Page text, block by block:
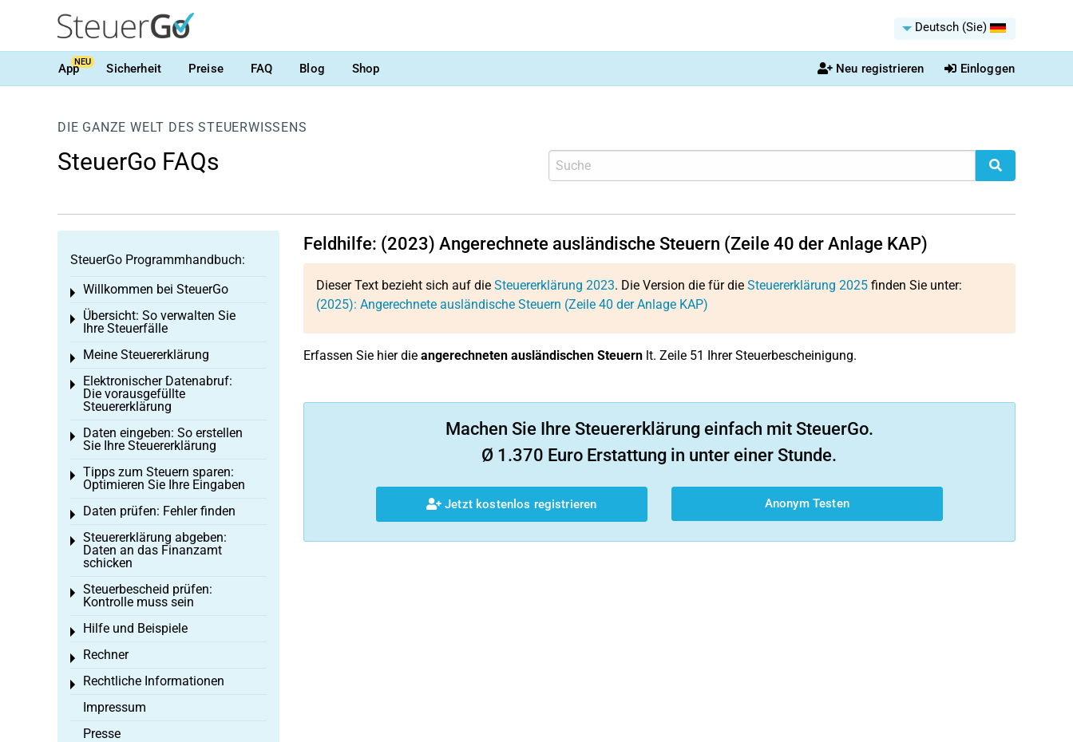
Deutsch (Sie)
AppNEU Sicherheit Preise FAQ Blog Shop Neu registrieren Einloggen
DIE GANZE WELT DES STEUERWISSENS
SteuerGo FAQs
Feldhilfe: (2023) Angerechnete ausländische Steuern (Zeile 40 der Anlage KAP)
Dieser Text bezieht sich auf die Steuererklärung 2023. Die Version die für die Steuererklärung 2025finden Sie unter:
(2025): Angerechnete ausländische Steuern (Zeile 40 der Anlage KAP)
Erfassen Sie hier dieangerechneten ausländischen Steuernlt. Zeile 51 Ihrer Steuerbescheinigung.
Machen Sie Ihre Steuererklärung einfach mit SteuerGo.
Ø 1.370 Euro Erstattung in unter einer Stunde.
Jetzt kostenlos registrieren Anonym Testen
SteuerGo Programmhandbuch:
Willkommen bei SteuerGo
Toggle menu
Übersicht: So verwalten Sie
Ihre Steuerfälle
Toggle menu
Meine Steuererklärung
Toggle menu
Elektronischer Datenabruf:
Die vorausgefüllte
Steuererklärung
Toggle menu
Daten eingeben: So erstellen
Sie Ihre Steuererklärung
Toggle menu
Tipps zum Steuern sparen:
Optimieren Sie Ihre Eingaben
Toggle menu
Daten prüfen: Fehler finden
Toggle menu
Steuererklärung abgeben:
Daten an das Finanzamt
schicken
Toggle menu
Steuerbescheid prüfen:
Kontrolle muss sein
Toggle menu
Hilfe und Beispiele
Toggle menu
Rechner
Toggle menu
Rechtliche Informationen
Toggle menu
Impressum
Presse